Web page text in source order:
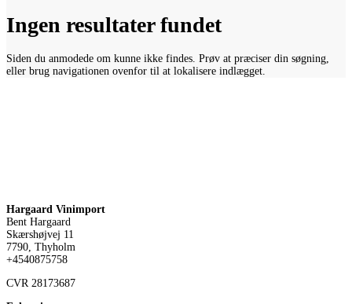
Ingen resultater fundet
Siden du anmodede om kunne ikke findes. Prøv at præciser din søgning,
eller brug navigationen ovenfor til at lokalisere indlægget.
Hargaard Vinimport
Bent Hargaard
Skærshøjvej 11
7790, Thyholm
+4540875758
CVR 28173687